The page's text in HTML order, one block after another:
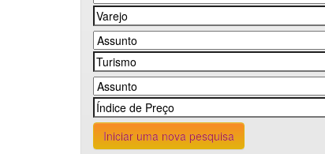
Iniciar uma nova pesquisa